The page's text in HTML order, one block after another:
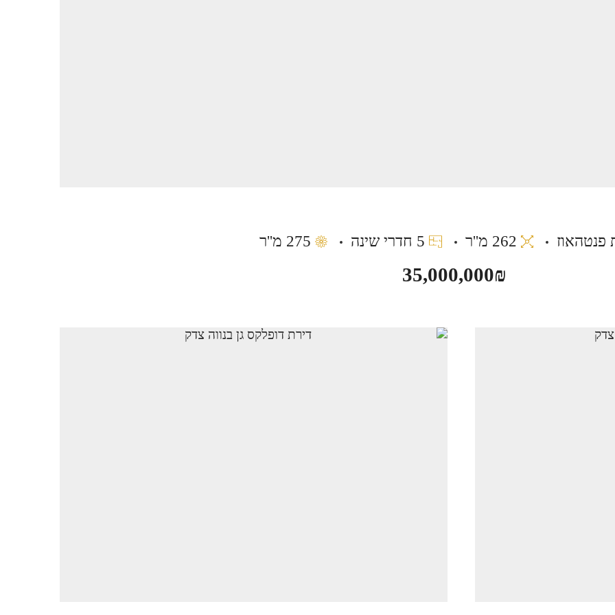
פנטהאוז 262 מ''ר 5 חדרי שינה 275 מ''ר
35,000,000₪